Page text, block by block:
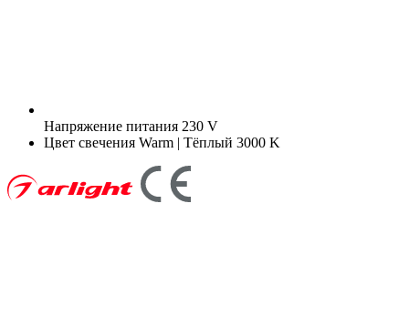
Напряжение питания 230 V
Цвет свечения Warm | Тёплый 3000 K